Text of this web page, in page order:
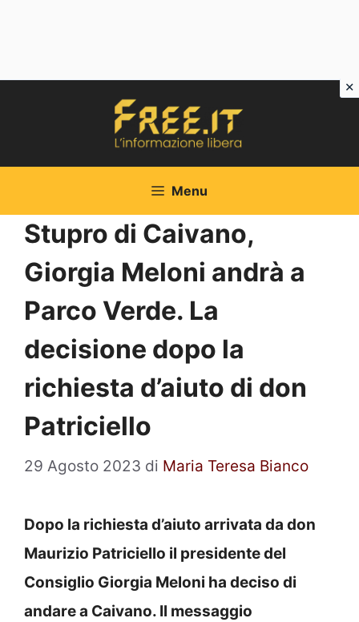
Menu
Stupro di Caivano,
Giorgia Meloni andrà a
Parco Verde. La
decisione dopo la
richiesta d’aiuto di don
Patriciello
29 Agosto 2023 di Maria Teresa Bianco
Dopo la richiesta d’aiuto arrivata da don
Maurizio Patriciello il presidente del
Consiglio Giorgia Meloni ha deciso di
andare a Caivano. Il messaggio